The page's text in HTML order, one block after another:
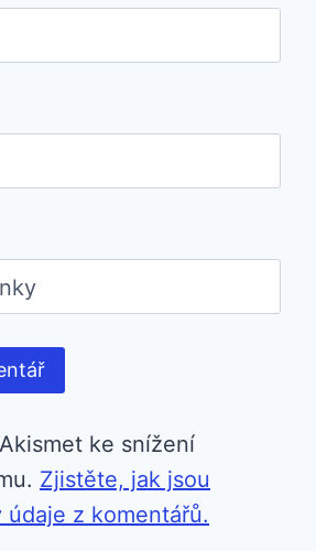
ke snížení
Zjistěte, jak jsou
údaje z komentářů.